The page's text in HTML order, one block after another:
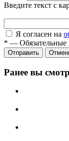
Введите текст с
Я согласен на
* — Обязательные
Отправить
Ранее вы